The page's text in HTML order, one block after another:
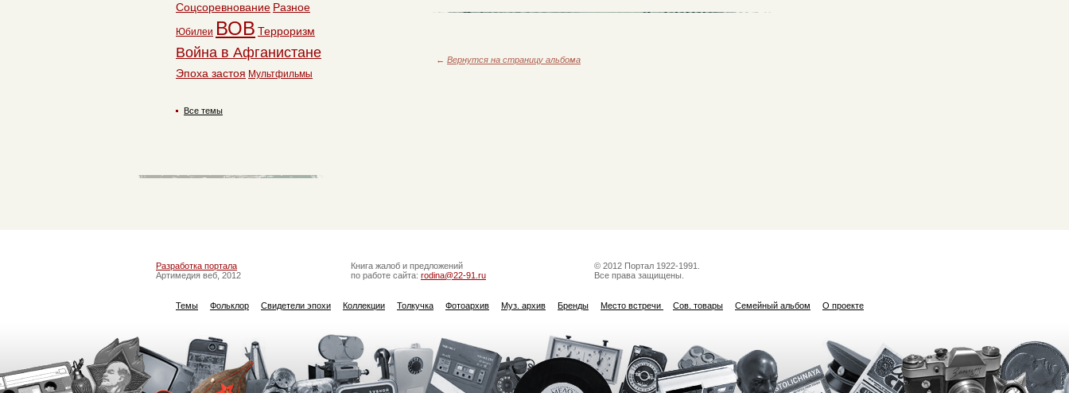
← Вернутся на страницу альбома
Соцсоревнование Разное
Юбилеи ВОВ Терроризм
Война в Афганистане
Эпоха застоя Мультфильмы
Все темы
Разработка портала
Артимедия веб, 2012
Книга жалоб и предложений
по работе сайта: rodina@22-91.ru
© 2012 Портал 1922-1991.
Все права защищены.
Темы Фольклор Свидетели эпохи Коллекции Толкучка Фотоархив Муз. архив Бренды Место встречи Сов. товары Семейный альбом О проекте